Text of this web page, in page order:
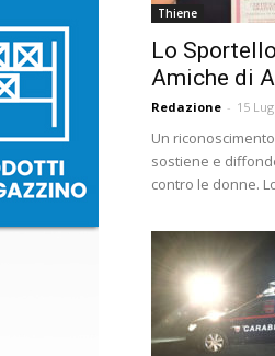
Thiene
Lo
Amiche di
Redazione - 15
Un
sostiene e
contro le donne.